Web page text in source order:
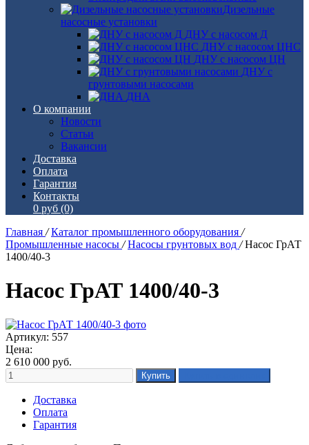
Дизельные
насосные установки
ДНУ с насосом Д
ДНУ с насосом ЦНС
ДНУ с насосом ЦН
ДНУ с
грунтовыми насосами
ДНА
О компании
Новости
Статьи
Вакансии
Доставка
Оплата
Гарантия
Контакты
0 руб (0)
Главная / Каталог промышленного оборудования /
Промышленные насосы / Насосы грунтовых вод / Насос ГрАТ
1400/40-3
Насос ГрАТ 1400/40-3
Артикул: 557
Цена:
2 610 000 руб.
Доставка
Оплата
Гарантия